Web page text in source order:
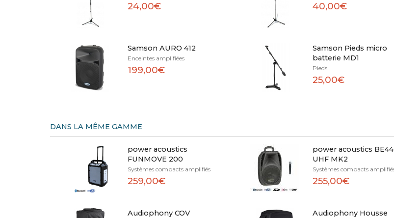
24,00€ 40,00€
Samson AURO 412
Enceintes amplifiées
199,00€
Samson Pieds micro
batterie MD1
Pieds
25,00€
DANS LA MÊME GAMME
power acoustics
FUNMOVE 200
Systèmes compacts amplifiés
259,00€
power acoustics
UHF MK2
Systèmes compacts
255,00€
Audiophony COV
Audiophony Housse